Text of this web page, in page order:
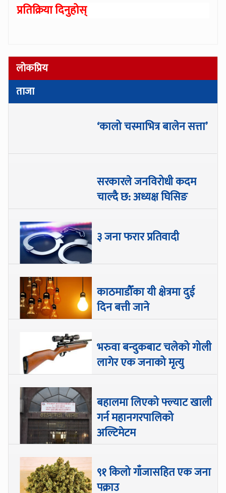
प्रतिक्रिया दिनुहोस्
लोकप्रिय
ताजा
‘कालो चस्माभित्र बालेन सत्ता’
सरकारले जनविरोधी कदम
चाल्दै छ: अध्यक्ष घिसिङ
३ जना फरार प्रतिवादी
काठमाडौँका यी क्षेत्रमा दुई
दिन बत्ती जाने
भरुवा बन्दुकबाट चलेको गोली
लागेर एक जनाको मृत्यु
बहालमा लिएको फ्ल्याट खाली
गर्न महानगरपालिको
अल्टिमेटम
९१ किलो गाँजासहित एक जना
पक्राउ